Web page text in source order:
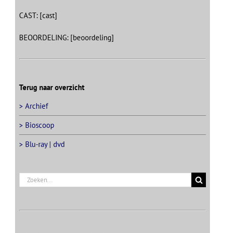
CAST: [cast]
BEOORDELING: [beoordeling]
Terug naar overzicht
> Archief
> Bioscoop
> Blu-ray | dvd
Zoeken
naar: